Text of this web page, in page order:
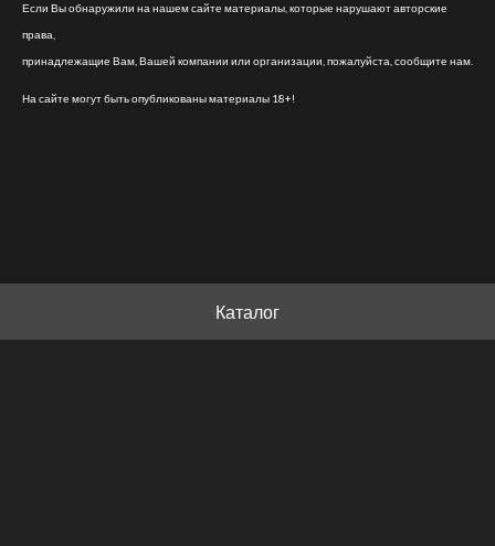
Если Вы обнаружили на нашем сайте материалы, которые нарушают авторские
права,
принадлежащие Вам, Вашей компании или организации, пожалуйста, сообщите нам.
На сайте могут быть опубликованы материалы 18+!
Каталог